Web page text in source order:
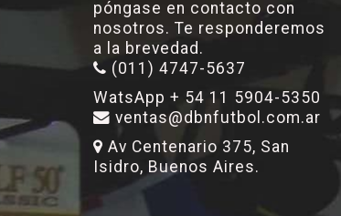
póngase en contacto con
nosotros. Te responderemos
a la brevedad.
(011) 4747-5637
WatsApp + 54 11 5904-5350
ventas@dbnfutbol.com.ar
Av Centenario 375, San
Isidro, Buenos Aires.